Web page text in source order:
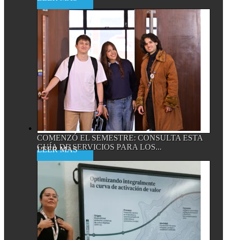
COMENZÓ EL SEMESTRE: CONSULTA ESTA
GUÍA DE SERVICIOS PARA LOS...